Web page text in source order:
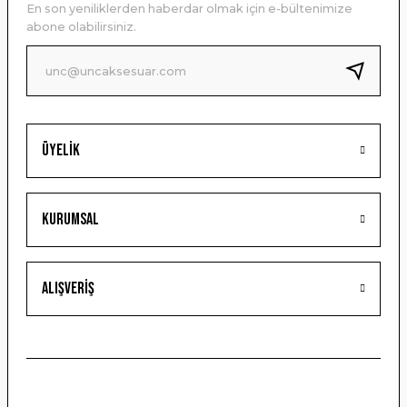
Ürün bilgilerinde hatalar bulunuyor.
Ürün fiyatı diğer sitelerden daha pahalı.
Bu ürüne benzer farklı alternatifler olmalı.
Gönder
Üyelik
Kurumsal
Alışveriş
En son yeniliklerden haberdar olmak için e-bültenimize
abone olabilirsiniz.